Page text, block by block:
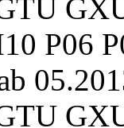
P06